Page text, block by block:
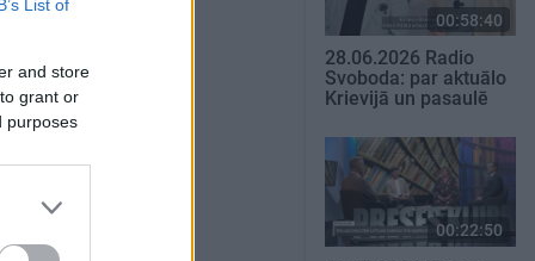
List of
and store
grant or
purposes
00:58:40
28.06.2026 Radio
Svoboda: par aktuālo
Krievijā un pasaulē
00:22:50